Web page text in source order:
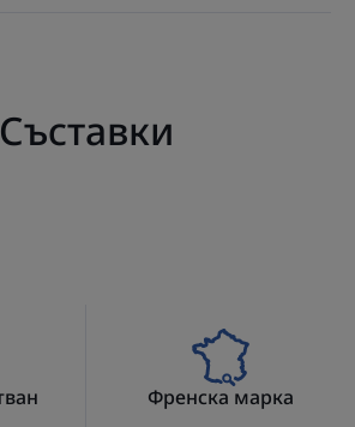
Съставки
Френска марка